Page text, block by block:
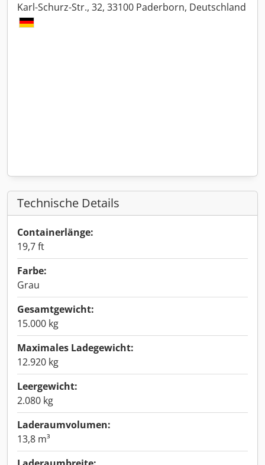
Karl-Schurz-Str., 32, 33100 Paderborn, Deutschland
Technische Details
Containerlänge:
19,7 ft
Farbe:
Grau
Gesamtgewicht:
15.000 kg
Maximales Ladegewicht:
12.920 kg
Leergewicht:
2.080 kg
Laderaumvolumen:
13,8 m³